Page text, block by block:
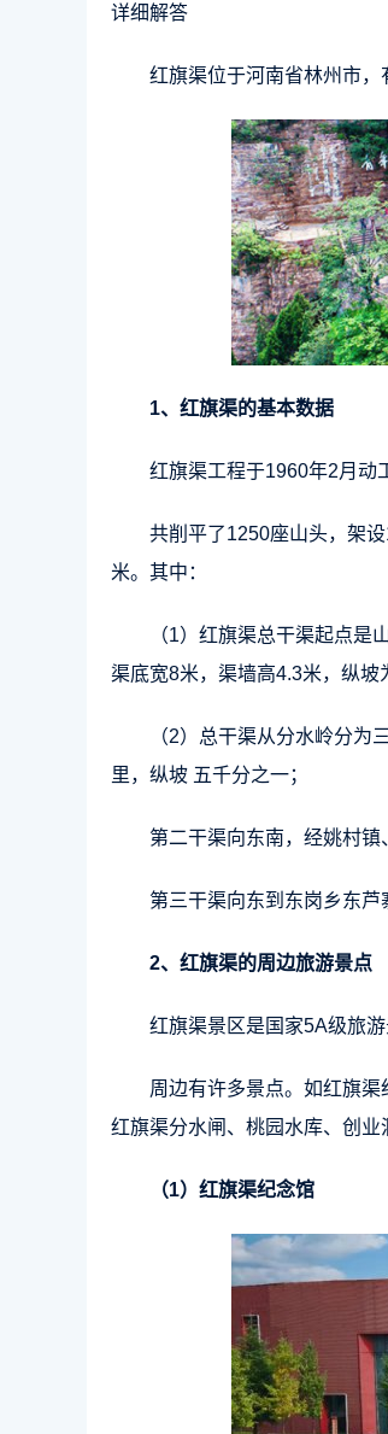
详细解答
红旗渠位于河南省林州市，
1、红旗渠的基本数据
红旗渠工程于1960年2月动
共削平了1250座山头，架
米。其中：
（1）红旗渠总干渠起点是
渠底宽8米，渠墙高4.3米，纵坡
（2）总干渠从分水岭分
里，纵坡 五千分之一；
第二干渠向东南，经姚村镇
第三干渠向东到东岗乡东芦
2、红旗渠的周边旅游景点
红旗渠景区是国家5A级旅
周边有许多景点。如红旗渠
红旗渠分水闸、桃园水库、创业
（1）红旗渠纪念馆